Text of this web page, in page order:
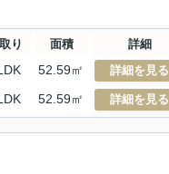
り 面積 詳細
52.59㎡ 詳細を見る
52.59㎡ 詳細を見る